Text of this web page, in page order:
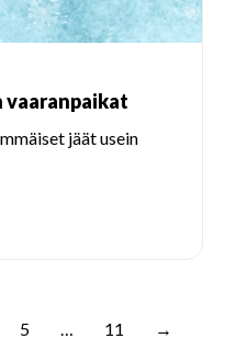
vaaranpaikat
jäät usein
5 … 11 →